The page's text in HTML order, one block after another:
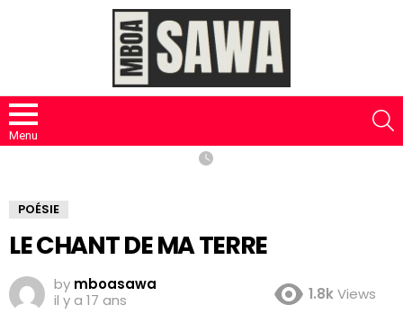
Menu
POÉSIE
LE CHANT DE MA TERRE
by mboasawa
il y a 17 ans
1.8kViews